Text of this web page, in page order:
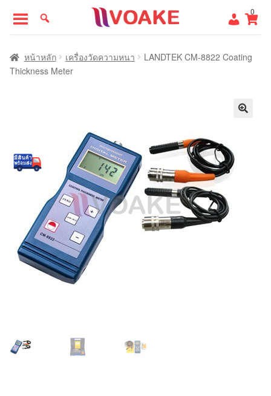
to
navigation
to
content
0
หน้าแรก
หน้าหลัก เครื่องวัดความหนา
LANDTEK CM-8822 Coating
Thickness Meter